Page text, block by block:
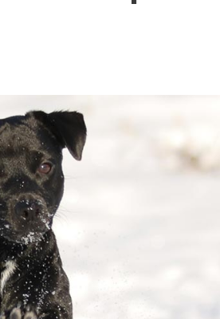
cookies sú
nutné pre
správnu
funkčnosť
webovej
stránky a ich
použitie
nemožno
zakázať. Tieto
cookies sa